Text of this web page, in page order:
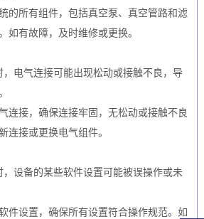
的所有组件，包括真空泵、真空管路和滤
如有故障，及时维修或更换。
电气连接可能出现松动或接触不良，导
连接，确保连接牢固，无松动或接触不良
连接或更换电气组件。
设备的某些软件设置可能被误操作或未
件设置，确保所有设置符合操作规范。如